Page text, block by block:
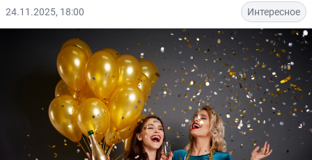
24.11.2025, 18:00 Интересное